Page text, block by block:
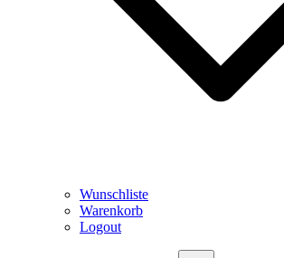
Wunschliste
Warenkorb
Logout